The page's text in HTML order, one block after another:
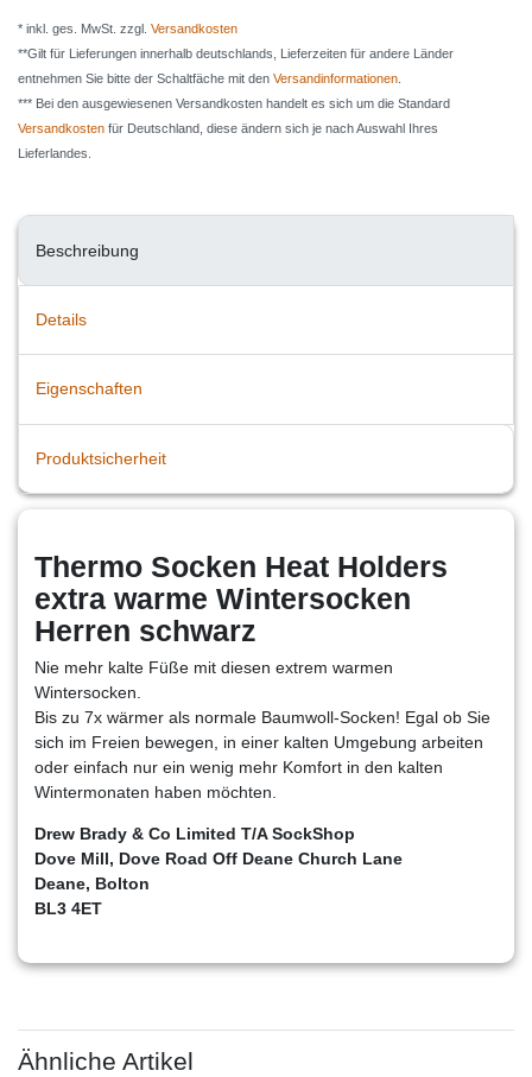
* inkl. ges. MwSt. zzgl. Versandkosten
**Gilt für Lieferungen innerhalb deutschlands, Lieferzeiten für andere Länder
entnehmen Sie bitte der Schaltfäche mit den Versandinformationen
*** Bei den ausgewiesenen Versandkosten handelt es sich um die Standard
Versandkosten für Deutschland, diese ändern sich je nach Auswahl Ihres
Lieferlandes.
Beschreibung
Details
Eigenschaften
Produktsicherheit
Thermo Socken Heat Holders
extra warme Wintersocken
Herren schwarz
Nie mehr kalte Füße mit diesen extrem warmen
Wintersocken.
Bis zu 7x wärmer als normale Baumwoll-Socken! Egal ob Sie
sich im Freien bewegen, in einer kalten Umgebung arbeiten
oder einfach nur ein wenig mehr Komfort in den kalten
Wintermonaten haben möchten.
Drew Brady & Co Limited T/A SockShop
Dove Mill, Dove Road Off Deane Church Lane
Deane, Bolton
BL3 4ET
Ähnliche Artikel